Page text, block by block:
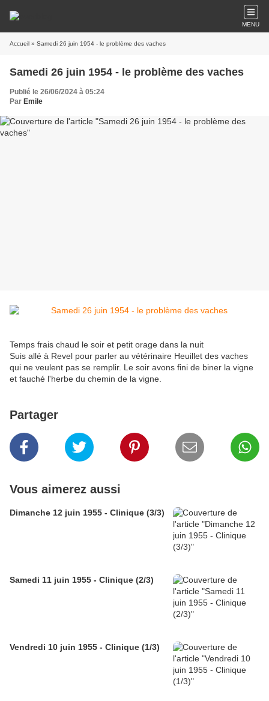
MENU
Accueil » Samedi 26 juin 1954 - le problème des vaches
Samedi 26 juin 1954 - le problème des vaches
Publié le 26/06/2024 à 05:24
Par Emile
Temps frais chaud le soir et petit orage dans la nuit
Suis allé à Revel pour parler au vétérinaire Heuillet des vaches
qui ne veulent pas se remplir. Le soir avons fini de biner la vigne
et fauché l'herbe du chemin de la vigne.
Partager
Vous aimerez aussi
Dimanche 12 juin 1955 - Clinique (3/3)
Samedi 11 juin 1955 - Clinique (2/3)
Vendredi 10 juin 1955 - Clinique (1/3)